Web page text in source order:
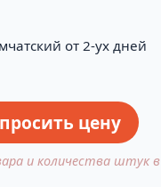
от 2-ух дней
цену
и количества штук в